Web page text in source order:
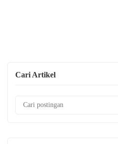
Cari Artikel